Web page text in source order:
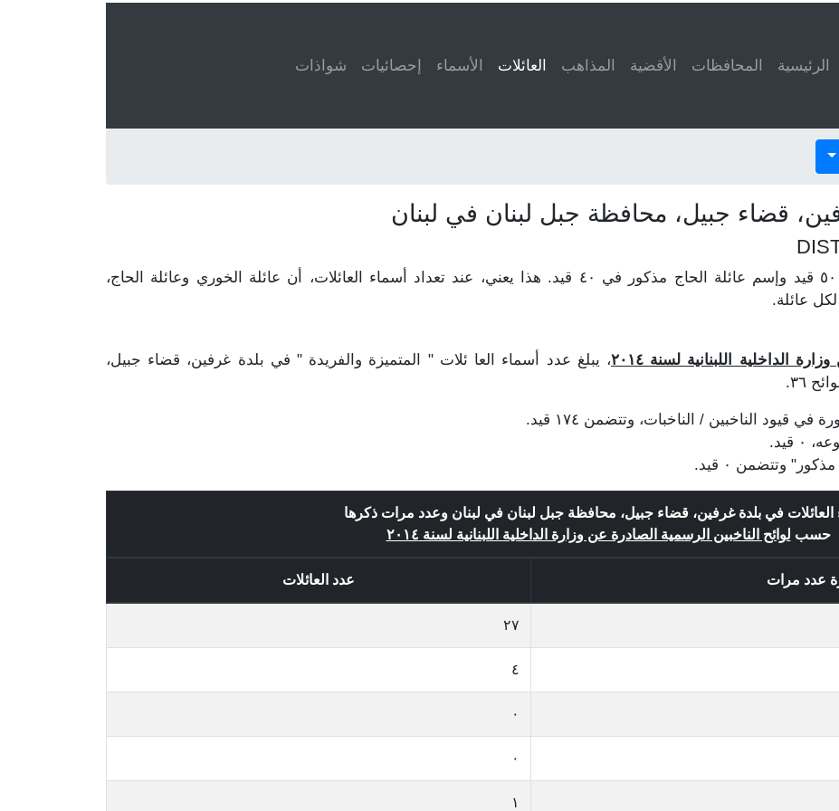
الرئيسية المحافظات الأقضية المذاهب العائلات الأسماء إحصائيات شواذات
قضاء جبيل، محافظة جبل لبنان في لبنان
لنفترض أن إسم عائلة الخوري مذكور في ٥٠ قيد وإسم عائلة الحاج مذكور في ٤٠ قيد. هذا يعني، عند تعداد أسماء العائلات، أن عائلة الخوري وعائلة الحاج،
عائلة.
الداخلية اللبنانية لسنة ٢٠١٤
، يبلغ عدد أسماء العا ئلات " المتميزة والفريدة " في بلدة غرفين، قضاء جبيل،
٣٦.
العائلات في بلدة غرفين، قضاء جبيل، محافظة جبل لبنان في لبنان وعدد مرات ذكرها
حسب لوائح الناخبين الرسمية الصادرة عن وزارة الداخلية اللبنانية لسنة ٢٠١٤
عدد مرات عدد العائلات
٢٧
٤
٠
٠
١